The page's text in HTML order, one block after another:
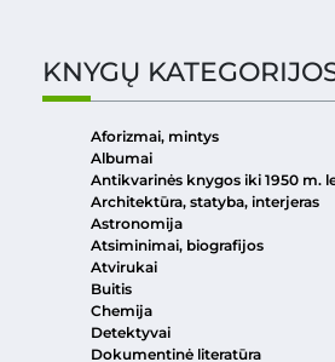
KNYGŲ
Aforizmai, mintys
Albumai
Antikvarinės knygos iki 1950 m.
Architektūra, statyba, interjeras
Astronomija
Atsiminimai, biografijos
Atvirukai
Buitis
Chemija
Detektyvai
Dokumentinė literatūra